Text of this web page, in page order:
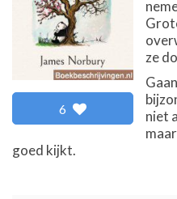
6
ze
niet
goed kijkt.